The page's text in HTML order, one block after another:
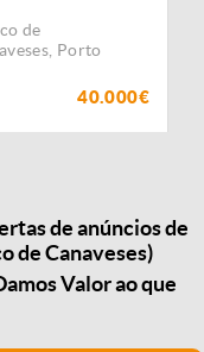
de
Porto
40.000€
de anúncios de
de Canaveses)
Valor ao que